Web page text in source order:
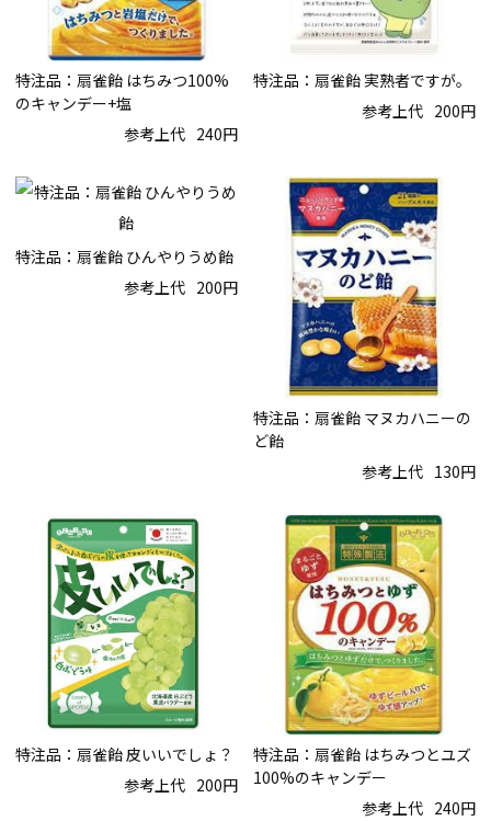
特注品：扇雀飴 はちみつ100%
のキャンデー+塩
参考上代 240円
特注品：扇雀飴 実熟者ですが。
参考上代 200円
特注品：扇雀飴 ひんやりうめ飴
参考上代 200円
特注品：扇雀飴 マヌカハニーの
ど飴
参考上代 130円
特注品：扇雀飴 皮いいでしょ？
参考上代 200円
特注品：扇雀飴 はちみつとユズ
100%のキャンデー
参考上代 240円